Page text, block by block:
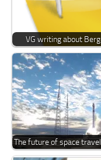
VG writing about
The future of space